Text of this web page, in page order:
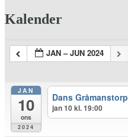
Kalender
JAN – JUN 2024
JAN
10
ons
2024
Dans Gråmanstorp
jan 10 kl. 19:00